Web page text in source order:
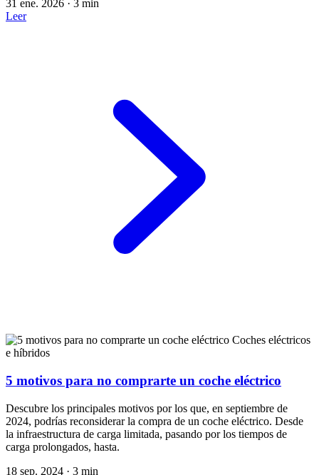
31 ene. 2026 · 3 min
Leer
Coches eléctricos
e híbridos
5 motivos para no comprarte un coche eléctrico
Descubre los principales motivos por los que, en septiembre de
2024, podrías reconsiderar la compra de un coche eléctrico. Desde
la infraestructura de carga limitada, pasando por los tiempos de
carga prolongados, hasta.
18 sep. 2024 · 3 min